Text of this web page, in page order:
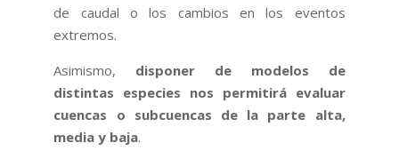
de caudal o los cambios en los eventos
extremos.
Asimismo, disponer de modelos de
distintas especies nos permitirá evaluar
cuencas o subcuencas de la parte alta,
media y baja.